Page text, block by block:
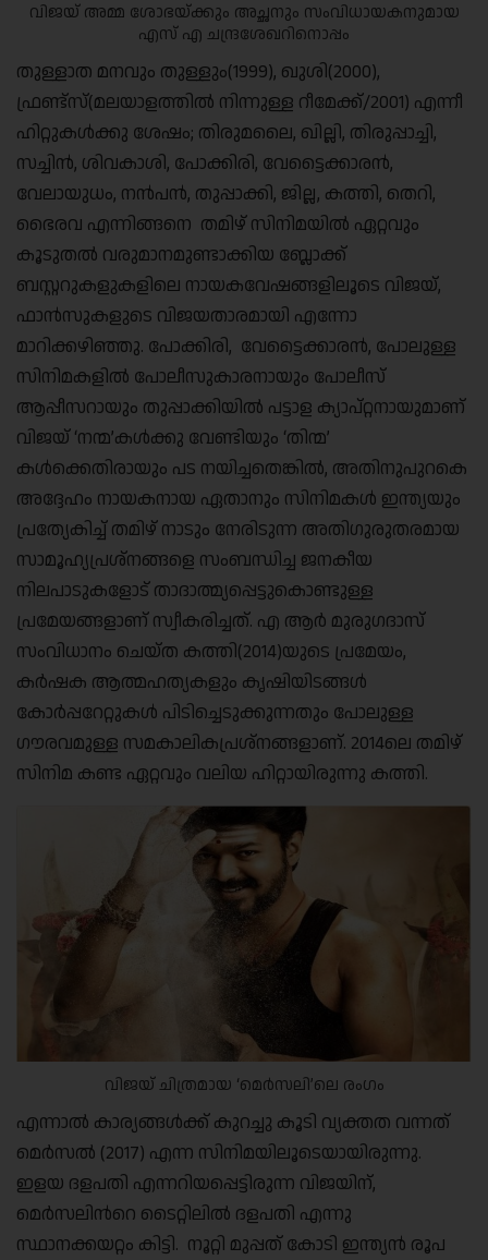
വിജയ് അമ്മ ശോഭയ്ക്കും അച്ഛനും സംവിധായകനുമായ
എസ് എ ചന്ദ്രശേഖറിനൊപ്പം
തുള്ളാത മനവും തുള്ളും(1999), ഖുശി(2000),
ഫ്രണ്ട്സ്(മലയാളത്തില്‍ നിന്നുള്ള റീമേക്ക്/2001) എന്നീ
ഹിറ്റുകള്‍ക്കു ശേഷം; തിരുമലൈ, ഖില്ലി, തിരുപ്പാച്ചി,
സച്ചിന്‍, ശിവകാശി, പോക്കിരി, വേട്ടൈക്കാരന്‍,
വേലായുധം, നന്‍പന്‍, തുപ്പാക്കി, ജില്ല, കത്തി, തെറി,
ഭൈരവ എന്നിങ്ങനെ തമിഴ് സിനിമയില്‍ ഏറ്റവും
കൂടുതല്‍ വരുമാനമുണ്ടാക്കിയ ബ്ലോക്ക്
ബസ്റ്ററുകളുകളിലെ നായകവേഷങ്ങളിലൂടെ വിജയ്,
ഫാന്‍സുകളുടെ വിജയതാരമായി എന്നോ
മാറിക്കഴിഞ്ഞു. പോക്കിരി, വേട്ടൈക്കാരന്‍, പോലുള്ള
സിനിമകളില്‍ പോലീസുകാരനായും പോലീസ്
ആപ്പീസറായും തുപ്പാക്കിയില്‍ പട്ടാള ക്യാപ്റ്റനായുമാണ്
വിജയ് ‘നന്മ’കള്‍ക്കു വേണ്ടിയും ‘തിന്മ’
കള്‍ക്കെതിരായും പട നയിച്ചതെങ്കില്‍, അതിനുപുറകെ
അദ്ദേഹം നായകനായ ഏതാനും സിനിമകള്‍ ഇന്ത്യയും
പ്രത്യേകിച്ച് തമിഴ് നാടും നേരിടുന്ന അതിഗുരുതരമായ
സാമൂഹ്യപ്രശ്നങ്ങളെ സംബന്ധിച്ച ജനകീയ
നിലപാടുകളോട് താദാത്മ്യപ്പെട്ടുകൊണ്ടുള്ള
പ്രമേയങ്ങളാണ് സ്വീകരിച്ചത്. എ ആര്‍ മുരുഗദാസ്
സംവിധാനം ചെയ്ത കത്തി(2014)യുടെ പ്രമേയം,
കര്‍ഷക ആത്മഹത്യകളും കൃഷിയിടങ്ങള്‍
കോര്‍പ്പറേറ്റുകള്‍ പിടിച്ചെടുക്കുന്നതും പോലുള്ള
ഗൗരവമുള്ള സമകാലികപ്രശ്നങ്ങളാണ്. 2014ലെ തമിഴ്
സിനിമ കണ്ട ഏറ്റവും വലിയ ഹിറ്റായിരുന്നു കത്തി.
വിജയ് ചിത്രമായ ‘മെർസലി’ലെ രംഗം
എന്നാല്‍ കാര്യങ്ങള്‍ക്ക് കുറച്ചു കൂടി വ്യക്തത വന്നത്
മെര്‍സല്‍ (2017) എന്ന സിനിമയിലൂടെയായിരുന്നു.
ഇളയ ദളപതി എന്നറിയപ്പെട്ടിരുന്ന വിജയിന്,
മെര്‍സലിന്‍റെ ടൈറ്റിലില്‍ ദളപതി എന്നു
സ്ഥാനക്കയറ്റം കിട്ടി. നൂറ്റി മുപ്പത് കോടി ഇന്ത്യന്‍ രൂപ